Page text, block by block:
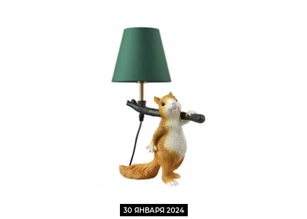
30 ЯНВАРЯ 2024